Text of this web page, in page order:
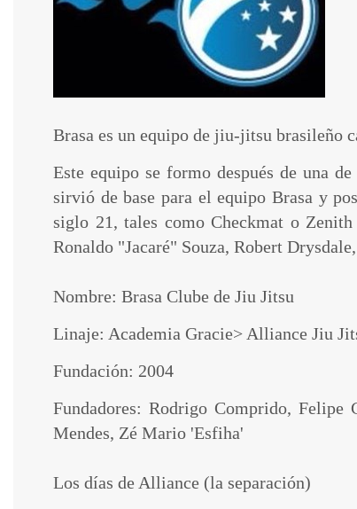
Brasa es un equipo de jiu-jitsu brasileño
Este equipo se formo después de una
sirvió de base para el equipo Brasa y
siglo 21, tales como Checkmat o
Ronaldo "Jacaré" Souza, Robert
Nombre: Brasa Clube de Jiu Jitsu
Linaje: Academia Gracie> Alliance Jiu
Fundación: 2004
Fundadores: Rodrigo Comprido,
Mendes, Zé Mario 'Esfiha'
Los días de Alliance (la separación)